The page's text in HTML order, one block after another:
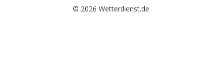
© 2026 Wetterdienst.de